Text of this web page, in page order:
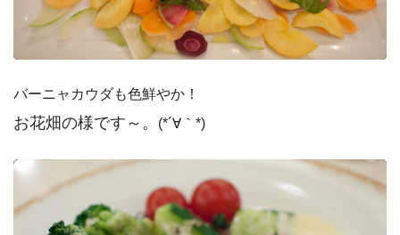
バーニャカウダも色鮮やか！
お花畑の様です～。 (*´∀｀*)